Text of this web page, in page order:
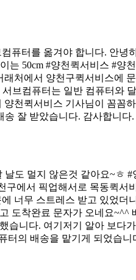
퓨터를 옮겨야 합니다. 안녕
50cm #양천퀵서비스 #양
처에서 양천구퀵서비스에
브컴퓨터는 일반 컴퓨터와
천퀵서비스 기사님이 꼼꼼
잘 받았습니다. 감사합니다.
도 멀지 않은것 같아요~ㅎ
에서 픽업해서로 목동퀵서
너무 스트레스 받고 있었더
도착완료 문자가 오네요~^^
니다. 여기저기 알아 보다
터의 배송을 맡기게 되었습니